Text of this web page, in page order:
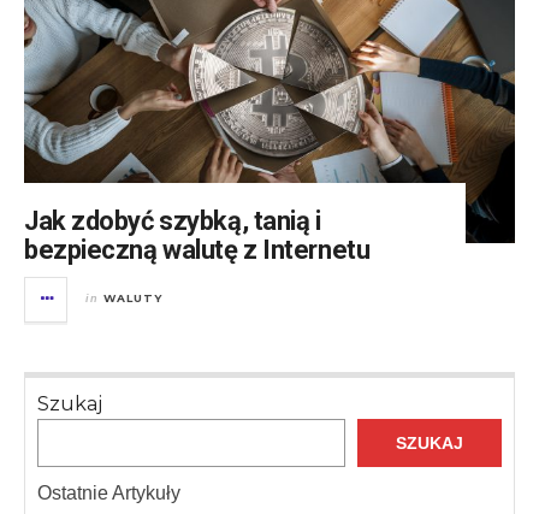
Jak zdobyć szybką, tanią i
bezpieczną walutę z Internetu
in WALUTY
Szukaj
SZUKAJ
Ostatnie Artykuły